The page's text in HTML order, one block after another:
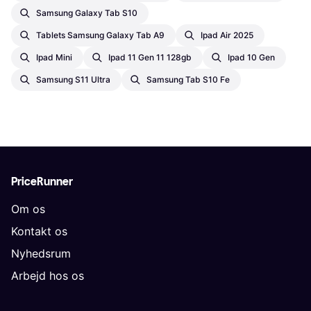
Samsung Galaxy Tab S10
Tablets Samsung Galaxy Tab A9 Ipad Air 2025
Ipad Mini Ipad 11 Gen 11 128gb Ipad 10 Gen
Samsung S11 Ultra Samsung Tab S10 Fe
PriceRunner
Om os
Kontakt os
Nyhedsrum
Arbejd hos os